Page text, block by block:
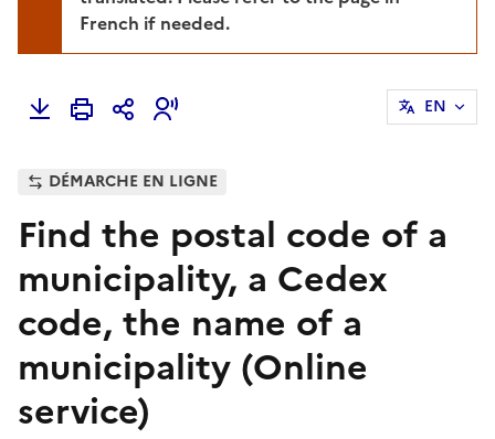
French if needed.
EN
DÉMARCHE EN LIGNE
Find the postal code of a
municipality, a Cedex
code, the name of a
municipality (Online
service)